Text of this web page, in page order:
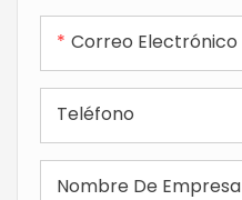
Correo Electrónico
Teléfono
Nombre De Empresa